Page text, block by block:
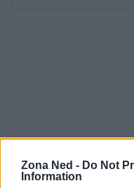
Zona Ned - Do Not
Information